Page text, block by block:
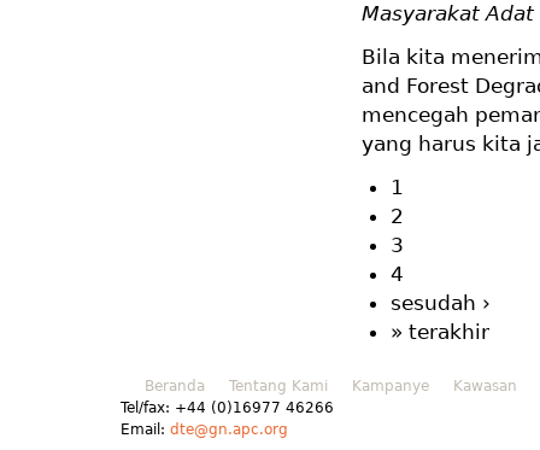
Masyarakat Adat
Bila kita
and Forest
mencegah
yang harus kita
1
2
3
4
sesudah ›
» terakhir
Beranda Tentang Kami Kampanye
Kawasan
Tel/fax: +44 (0)16977 46266
Email: dte@gn.apc.org